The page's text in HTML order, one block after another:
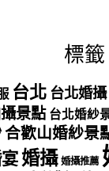
標籤
台北 台北婚攝
景點 台北婚紗
合歡山婚紗景
婚攝 婚攝推薦